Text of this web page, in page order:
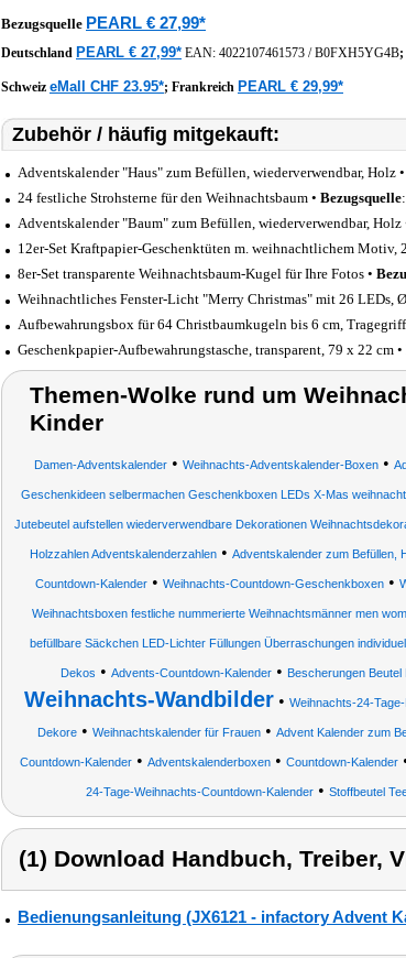
Bezugsquelle PEARL € 27,99*
Deutschland PEARL € 27,99* EAN: 4022107461573 /B0FXH5YG4B;
Schweiz eMall CHF 23.95*; Frankreich PEARL € 29,99*
Zubehör / häufig mitgekauft:
Adventskalender "Haus" zum Befüllen, wiederverwendbar, Holz •
24 festliche Strohsterne für den Weihnachtsbaum • Bezugsquelle:
Adventskalender "Baum" zum Befüllen, wiederverwendbar, Holz
12er-Set Kraftpapier-Geschenktüten m. weihnachtlichem Motiv,
8er-Set transparente Weihnachtsbaum-Kugel für Ihre Fotos •
Weihnachtliches Fenster-Licht "Merry Christmas" mit 26 LEDs,
Aufbewahrungsbox für 64 Christbaumkugeln bis 6 cm,
Geschenkpapier-Aufbewahrungstasche, transparent, 79 x 22 cm •
Themen-Wolke rund um
Kinder
Damen-Adventskalender • Weihnachts-Adventskalender-Boxen •
Geschenkideen selbermachen Geschenkboxen LEDs X-Mas
Jutebeutel aufstellen wiederverwendbare Dekorationen
Holzzahlen Adventskalenderzahlen• Adventskalender zum Befüllen,
Countdown-Kalender • Weihnachts-Countdown-Geschenkboxen •
Weihnachtsboxen festliche nummerierte Weihnachtsmänner men
befüllbare Säckchen LED-Lichter Füllungen Überraschungen
Dekos • Advents-Countdown-Kalender • Bescherungen
Weihnachts-Wandbilder• Weihnachts-24-
Dekore• Weihnachtskalender für Frauen• Advent Kalender zum
Countdown-Kalender • Adventskalenderboxen • Countdown-Kalender
24-Tage-Weihnachts-Countdown-Kalender • Stoffbeutel
(1) Download Handbuch, Treiber,
Bedienungsanleitung (JX6121 - infactory Advent